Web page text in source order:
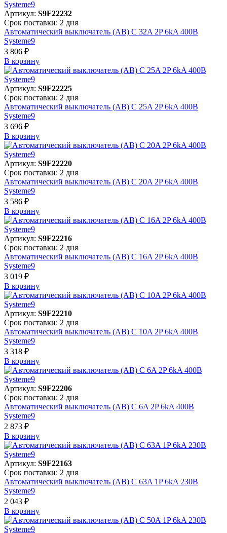
Артикул: S9F22232
Срок поставки: 2 дня
Автоматический выключатель (АВ) C 32A 2P 6kA 400В
Systeme9
3 806 ₽
В корзинy
Артикул: S9F22225
Срок поставки: 2 дня
Автоматический выключатель (АВ) C 25A 2P 6kA 400В
Systeme9
3 696 ₽
В корзинy
Артикул: S9F22220
Срок поставки: 2 дня
Автоматический выключатель (АВ) C 20A 2P 6kA 400В
Systeme9
3 586 ₽
В корзинy
Артикул: S9F22216
Срок поставки: 2 дня
Автоматический выключатель (АВ) C 16A 2P 6kA 400В
Systeme9
3 019 ₽
В корзинy
Артикул: S9F22210
Срок поставки: 2 дня
Автоматический выключатель (АВ) C 10A 2P 6kA 400В
Systeme9
3 318 ₽
В корзинy
Артикул: S9F22206
Срок поставки: 2 дня
Автоматический выключатель (АВ) C 6A 2P 6kA 400В
Systeme9
2 873 ₽
В корзинy
Артикул: S9F22163
Срок поставки: 2 дня
Автоматический выключатель (АВ) C 63A 1P 6kA 230В
Systeme9
2 043 ₽
В корзинy